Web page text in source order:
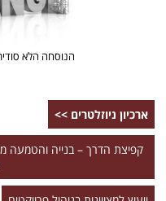
הנוסחה הלא סודית
ארכיון ניוזלטרים >>
קפיצת הדרך – בנייה והטמעה